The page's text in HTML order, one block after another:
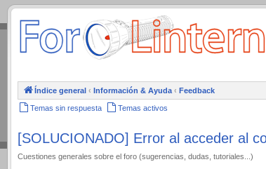
.
Índice general ‹ Información & Ayuda ‹ Feedback
Temas sin respuesta Temas activos
[SOLUCIONADO] Error al acceder al
Cuestiones generales sobre el foro (sugerencias, dudas, tutoriales...)